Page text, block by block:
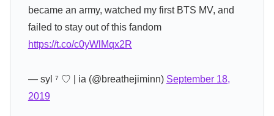
became an army, watched my first BTS MV, and
failed to stay out of this fandom
https://t.co/c0yWlMqx2R
— syl ⁷ ♡ | ia (@breathejiminn) September 18,
2019